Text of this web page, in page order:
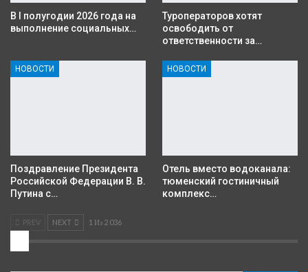
В I полугодии 2026 года на
выполнение социальных…
Туроператоров хотят
освободить от
ответственности за…
НОВОСТИ
Поздравление Президента
Российской Федерации В. В.
Путина с…
НОВОСТИ
Отель вместо водоканала:
тюменский гостиничный
комплекс…
PREV NEXT 1 Из 2 036